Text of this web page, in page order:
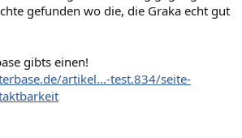
gefunden wo die, die Graka echt gut
gibts einen!
artikel...-test.834/seite-